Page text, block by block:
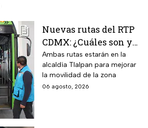
Nuevas rutas del RTP
CDMX: ¿Cuáles son y
con qué estaciones
del Metrobús
conectan?
Ambas rutas estarán en la
alcaldía Tlalpan para mejorar
la movilidad de la zona
06 agosto, 2026